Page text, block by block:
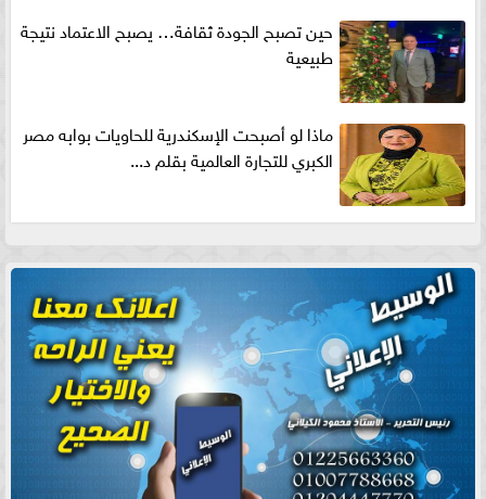
حين تصبح الجودة ثقافة… يصبح الاعتماد نتيجة
طبيعية
ماذا لو أصبحت الإسكندرية للحاويات بوابه مصر
الكبري للتجارة العالمية بقلم د...